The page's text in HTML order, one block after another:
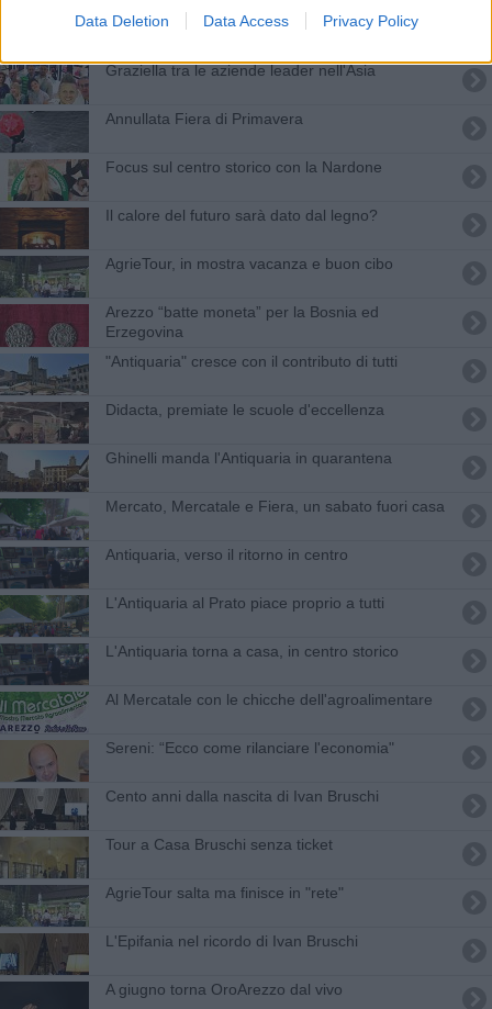
Data Deletion Data Access Privacy Policy
Settore orafo, accordo tra Fiere Vicenza e Arezzo
Graziella tra le aziende leader nell'Asia
Annullata Fiera di Primavera
Focus sul centro storico con la Nardone
Il calore del futuro sarà dato dal legno?
AgrieTour, in mostra vacanza e buon cibo
Arezzo “batte moneta” per la Bosnia ed
Erzegovina
"Antiquaria" cresce con il contributo di tutti
Didacta, premiate le scuole d'eccellenza
Ghinelli manda l'Antiquaria in quarantena
Mercato, Mercatale e Fiera, un sabato fuori casa
Antiquaria, verso il ritorno in centro
L'Antiquaria al Prato piace proprio a tutti
L'Antiquaria torna a casa, in centro storico
​Al Mercatale con le chicche dell'agroalimentare
​Sereni: “Ecco come rilanciare l'economia"
Cento anni dalla nascita di Ivan Bruschi
Tour a Casa Bruschi senza ticket
AgrieTour salta ma finisce in "rete"
L'Epifania nel ricordo di Ivan Bruschi
A giugno torna OroArezzo dal vivo